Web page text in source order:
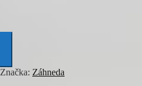
Značka: Záhneda